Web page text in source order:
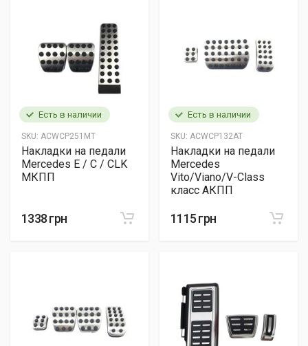
Есть в наличии
SKU: ACWCP251MT
Накладки на педали
Mercedes E / C / CLK
МКПП
1338 грн
Есть в наличии
SKU: ACWCP132AT
Накладки на педали
Mercedes
Vito/Viano/V-Class
класс АКПП
1115 грн